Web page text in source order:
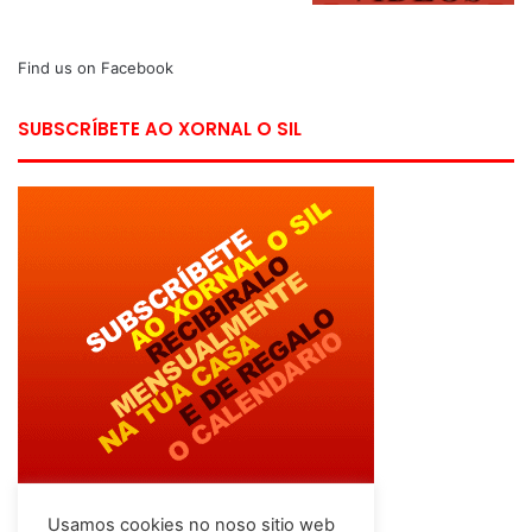
Find us on Facebook
SUBSCRÍBETE AO XORNAL O SIL
Usamos cookies no noso sitio web